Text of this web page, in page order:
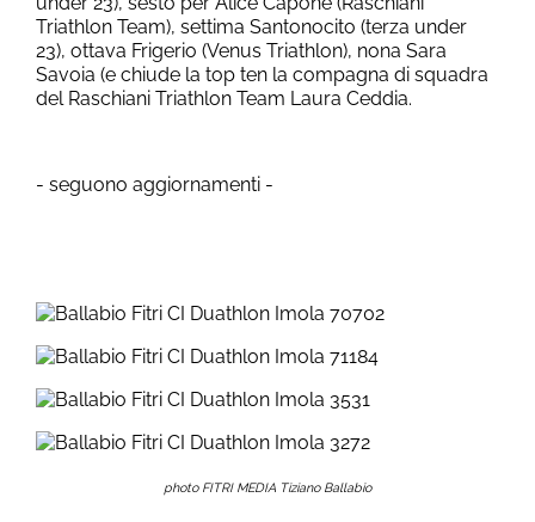
Triathlon Team), settima Santonocito (terza under
23), ottava Frigerio (Venus Triathlon), nona Sara
Savoia (e chiude la top ten la compagna di squadra
del Raschiani Triathlon Team Laura Ceddia.
- seguono aggiornamenti -
photo FITRI MEDIA Tiziano Ballabio